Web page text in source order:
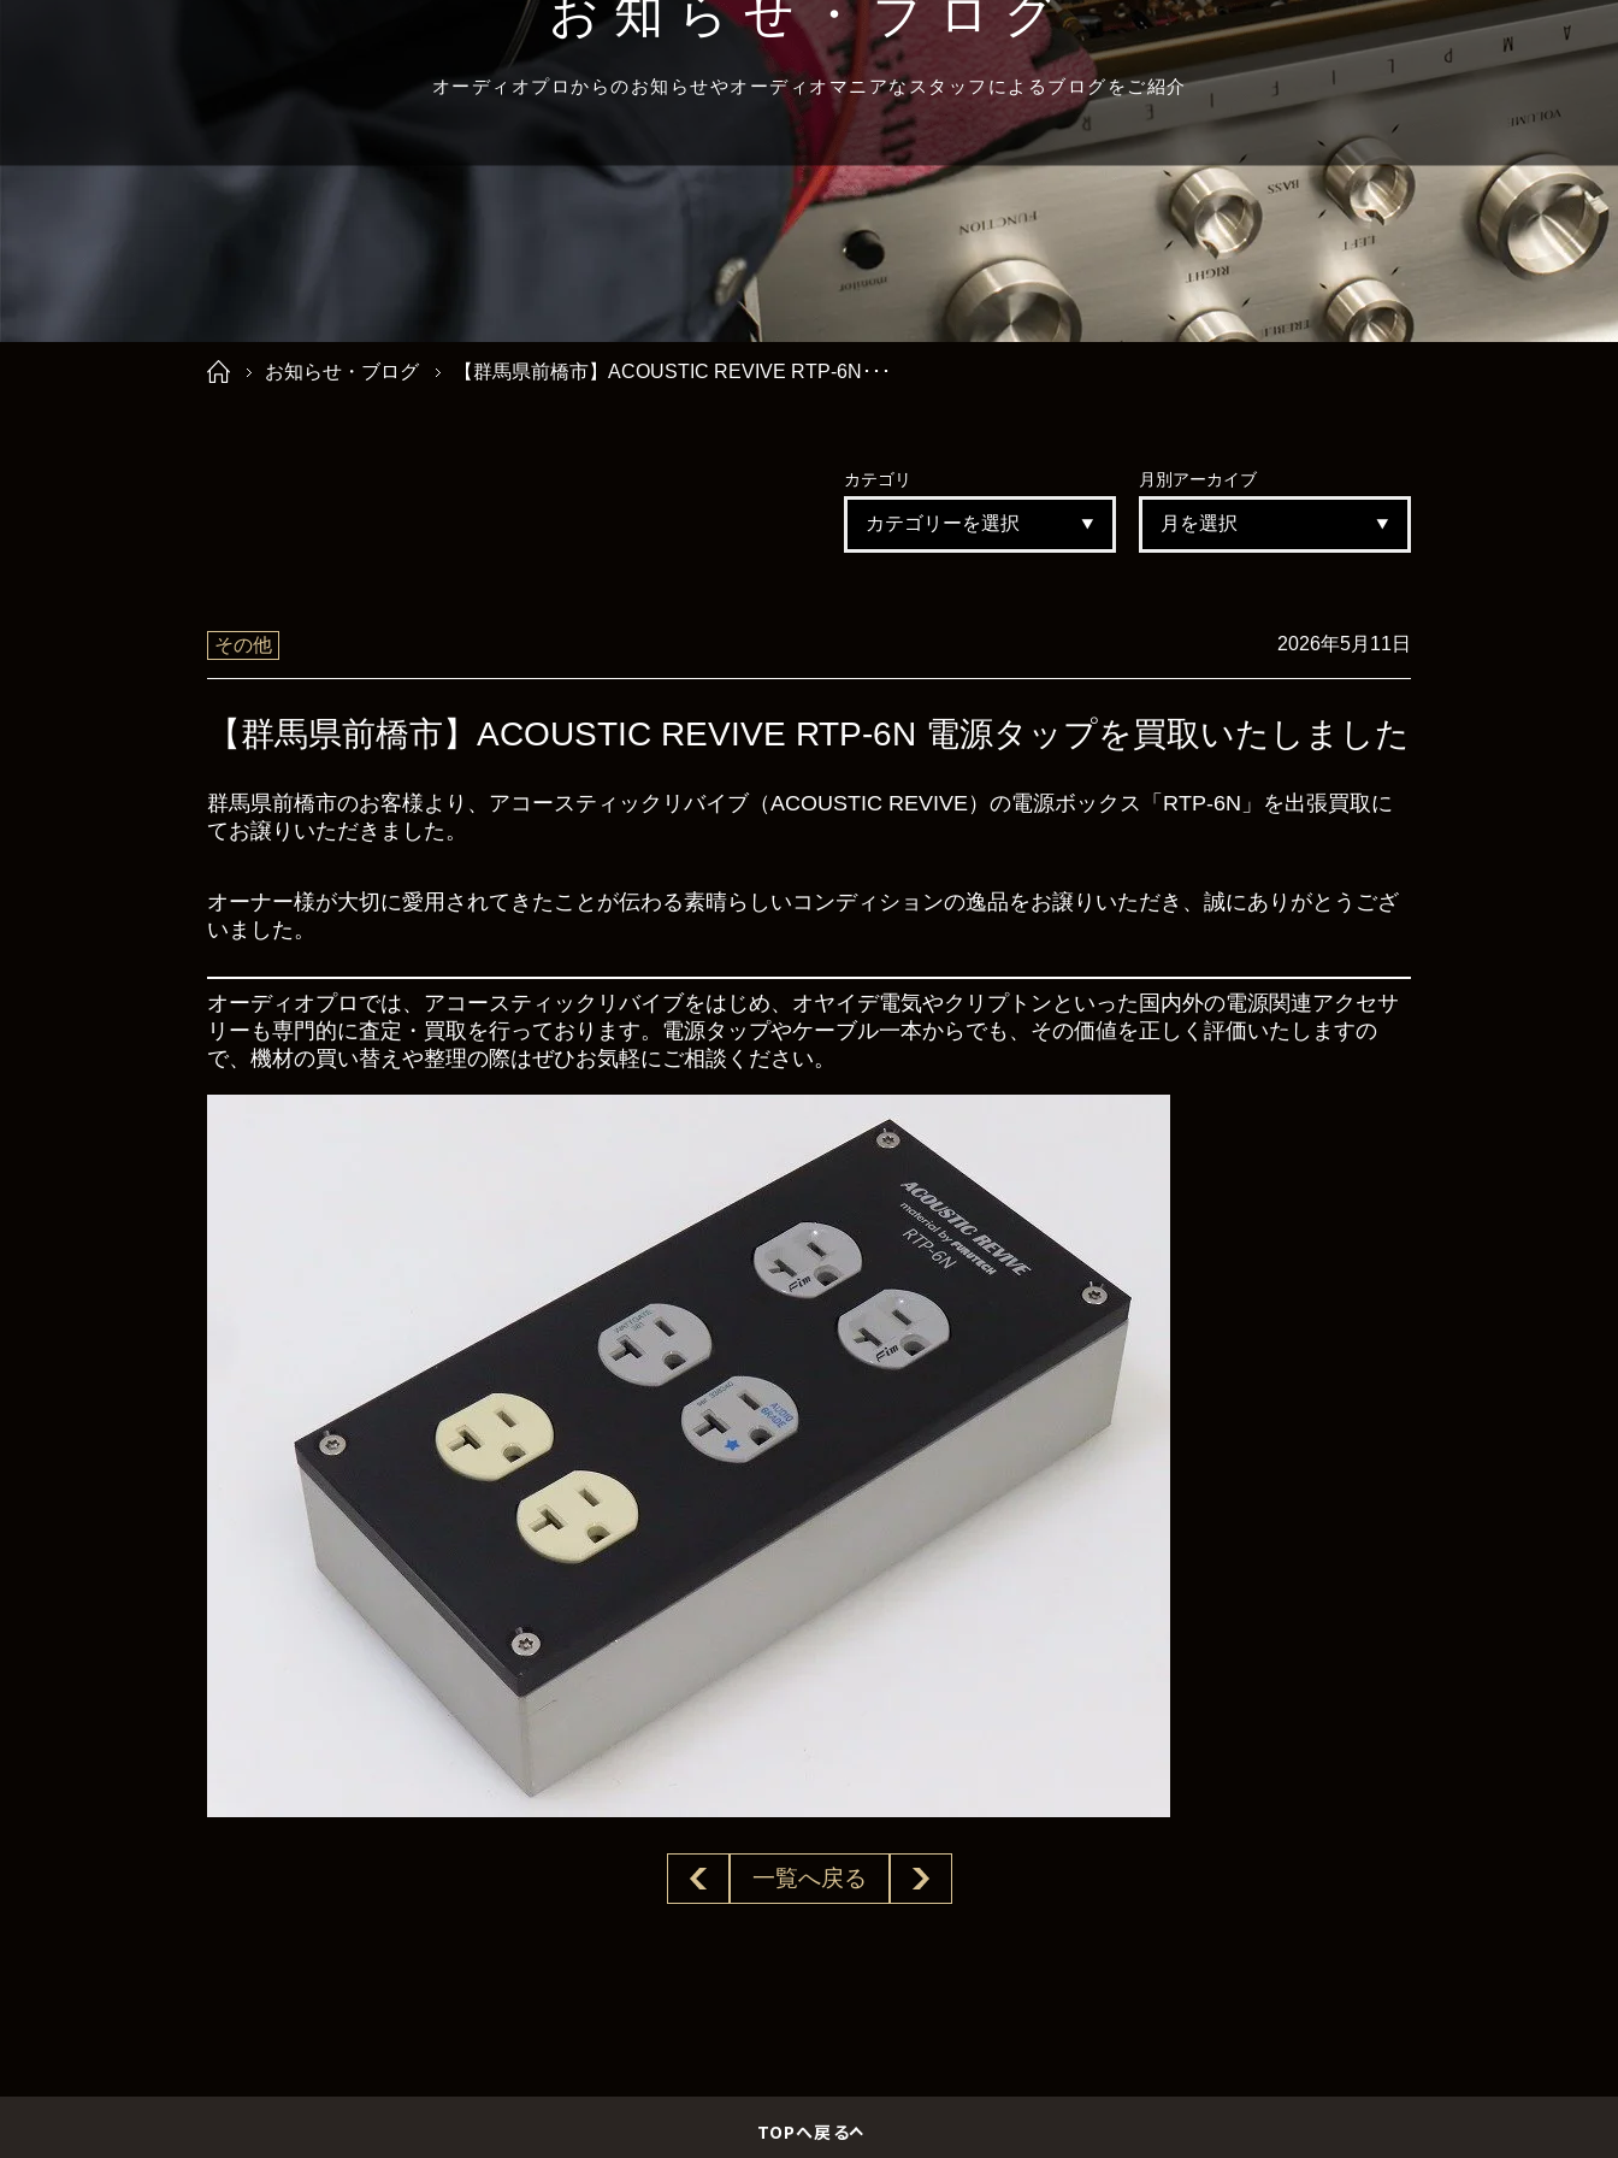
お知らせ・ブログ
オーディオプロからのお知らせやオーディオマニアなスタッフによるブログをご紹介
お知らせ・ブログ 【群馬県前橋市】ACOUSTIC REVIVE RTP-6N･･･
カテゴリ 月別 アーカイブ
その他 2026年5月11日
【群馬県前橋市】ACOUSTIC REVIVE RTP-6N 電源タップを買取いたしました
群馬県前橋市のお客様より、アコースティックリバイブ（ACOUSTIC REVIVE）の電源ボックス「RTP-6N」を出張買取に
てお譲りいただきました。
オーナー様が大切に愛用されてきたことが伝わる素晴らしいコンディションの逸品をお譲りいただき、誠にありがとうござ
いました。
オーディオプロでは、アコースティックリバイブをはじめ、オヤイデ電気やクリプトンといった国内外の電源関連アクセサ
リーも専門的に査定・買取を行っております。電源タップやケーブル一本からでも、その価値を正しく評価いたしますの
で、機材の買い替えや整理の際はぜひお気軽にご相談ください。
一覧へ戻る
TOPへ戻る